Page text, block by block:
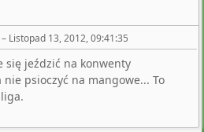
– Listopad 13, 2012, 09:41:35
się jeździć na konwenty
psioczyć na mangowe... To